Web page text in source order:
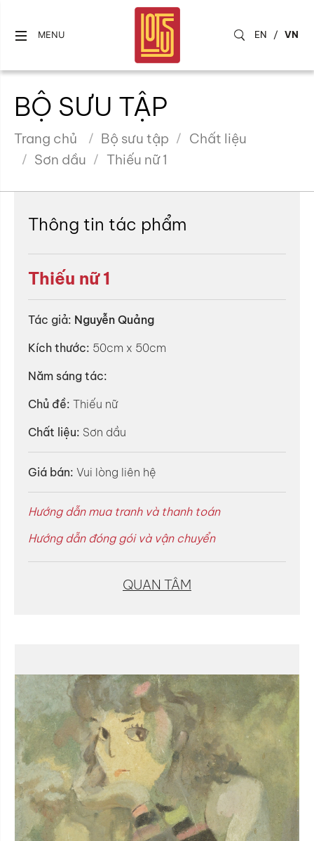
MENU EN / VN
BỘ SƯU TẬP
Trang chủ Bộ sưu tập
Chất liệu
Sơn dầu
Thiếu nữ 1
Thông tin tác phẩm
Thiếu nữ 1
Tác giả: Nguyễn Quảng
Kích thước: 50cm x 50cm
Năm sáng tác:
Chủ đề: Thiếu nữ
Chất liệu: Sơn dầu
Giá bán: Vui lòng liên hệ
Hướng dẫn mua tranh và thanh toán
Hướng dẫn đóng gói và vận chuyển
QUAN TÂM